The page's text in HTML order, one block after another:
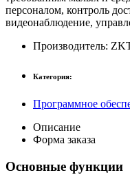
персоналом, контроль
видеонаблюдение,
Производитель:
Категория:
Программное
Описание
Форма заказа
Основные функции